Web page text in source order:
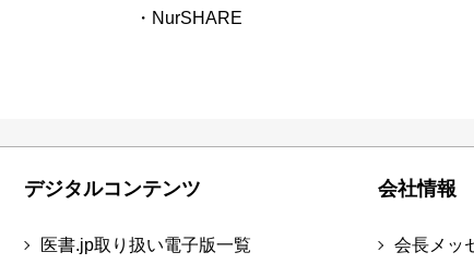
・NurSHARE
デジタルコンテンツ
医書.jp取り扱い電子版一覧
会社情報
会長メッ